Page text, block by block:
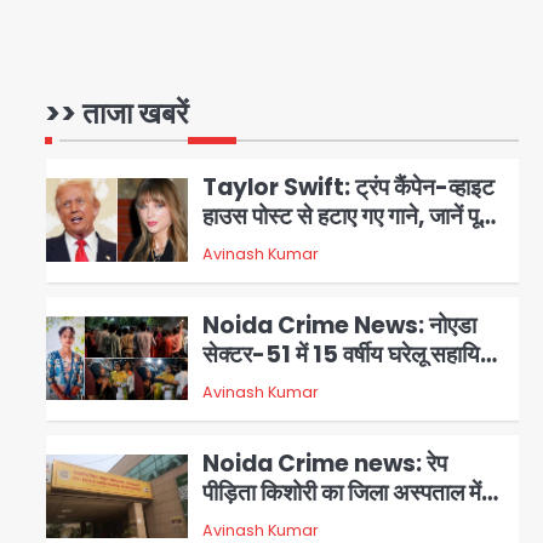
>> ताजा खबरें
1
फ्रॉड
2
Taylor Swift: ट्रंप कैंपेन-व्हाइट
हाउस पोस्ट से हटाए गए गाने, जानें पूरा
विवाद
Avinash Kumar
3
Noida Crime News: नोएडा
सेक्टर-51 में 15 वर्षीय घरेलू सहायिका
का शव पंखे से लटका मिला
Avinash Kumar
Noida Crime news: रेप
पीड़िता किशोरी का जिला अस्पताल में
हुआ गर्भपात, उधर सेक्टर-49 में
Avinash Kumar